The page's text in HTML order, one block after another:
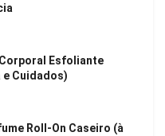
Esfoliante
e Cuidados)
Roll-On Caseiro (à